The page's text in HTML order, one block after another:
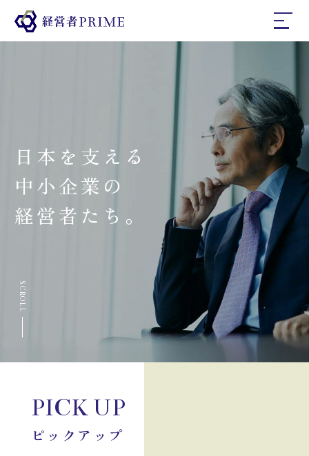
経営者プライムとは
インタビュー
コラム
日本を支える
中小企業の
経営者たち。
SCROLL
PICK UP
ピックアップ